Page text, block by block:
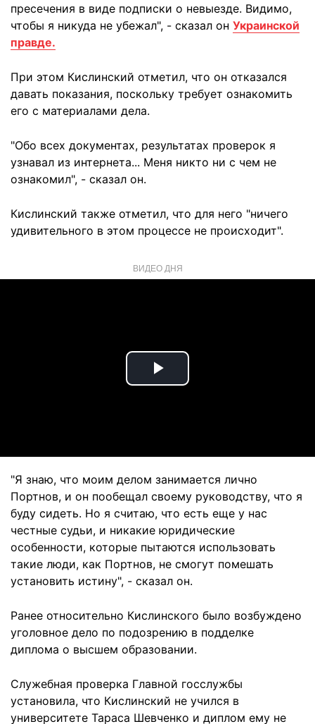
пресечения в виде подписки о невыезде. Видимо,
чтобы я никуда не убежал", - сказал он Украинской
правде.
При этом Кислинский отметил, что он отказался
давать показания, поскольку требует ознакомить
его с материалами дела.
"Обо всех документах, результатах проверок я
узнавал из интернета... Меня никто ни с чем не
ознакомил", - сказал он.
Кислинский также отметил, что для него "ничего
удивительного в этом процессе не происходит".
ВИДЕО ДНЯ
Play
"Я знаю, что моим делом занимается лично
Портнов, и он пообещал своему руководству, что я
буду сидеть. Но я считаю, что есть еще у нас
честные судьи, и никакие юридические
особенности, которые пытаются использовать
такие люди, как Портнов, не смогут помешать
установить истину", - сказал он.
Ранее относительно Кислинского было возбуждено
уголовное дело по подозрению в подделке
диплома о высшем образовании.
Служебная проверка Главной госслужбы
установила, что Кислинский не учился в
университете Тараса Шевченко и диплом ему не